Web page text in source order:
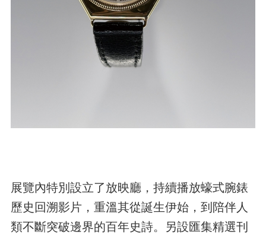
展覽內特別設立了放映廳，持續播放蠔式腕錶
歷史回溯影片，重溫其從誕生伊始，到陪伴人
類不斷突破邊界的百年史詩。另設匯集精選刊